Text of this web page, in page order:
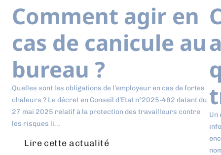
Comment agir en
cas de canicule au
bureau ?
Quelles sont les obligations de l’employeur en cas de fortes
chaleurs ? Le décret en Conseil d’Etat n°2025-482 datant du
27 mai 2025 relatif à la protection des travailleurs contre
les risques li...
Lire cette actualité
Un